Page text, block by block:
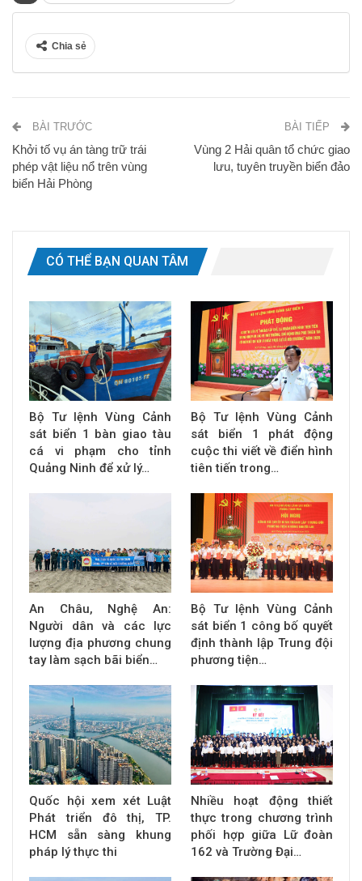
Chia sẻ
BÀI TRƯỚC
Khởi tố vụ án tàng trữ trái
phép vật liệu nổ trên vùng
biển Hải Phòng
BÀI TIẾP
Vùng 2 Hải quân tổ chức giao
lưu, tuyên truyền biển đảo
CÓ THỂ BẠN QUAN TÂM
Bộ Tư lệnh Vùng Cảnh
sát biển 1 bàn giao tàu
cá vi phạm cho tỉnh
Quảng Ninh để xử lý…
Bộ Tư lệnh Vùng Cảnh
sát biển 1 phát động
cuộc thi viết về điển hình
tiên tiến trong…
An Châu, Nghệ An:
Người dân và các lực
lượng địa phương chung
tay làm sạch bãi biển…
Bộ Tư lệnh Vùng Cảnh
sát biển 1 công bố quyết
định thành lập Trung đội
phương tiện…
Quốc hội xem xét Luật
Phát triển đô thị, TP.
HCM sẵn sàng khung
pháp lý thực thi
Nhiều hoạt động thiết
thực trong chương trình
phối hợp giữa Lữ đoàn
162 và Trường Đại…